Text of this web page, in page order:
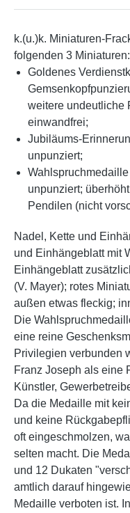
k.(u.)k. Miniaturen-
folgenden 3 Miniaturen:
Goldenes
weitere undeutliche
einwandfrei;
Jubiläums-
unpunziert;
unpunziert;
Pendilen (nicht
Nadel, Kette und
und Einhängeblatt mit
Einhängeblatt
(V. Mayer); rotes
außen etwas fleckig;
Die
eine reine
Privilegien verbunden
Franz Joseph als eine
Künstler,
Da die Medaille mit
und keine
oft eingeschmolzen,
selten macht. Die
und 12 Dukaten
amtlich darauf
Medaille verboten ist.